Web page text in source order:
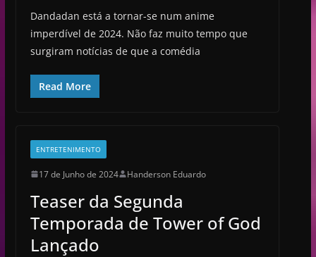
Dandadan está a tornar-se num anime
imperdível de 2024. Não faz muito tempo que
surgiram notícias de que a comédia
Read More
ENTRETENIMENTO
17 de Junho de 2024 Handerson Eduardo
Teaser da Segunda
Temporada de Tower of God
Lançado